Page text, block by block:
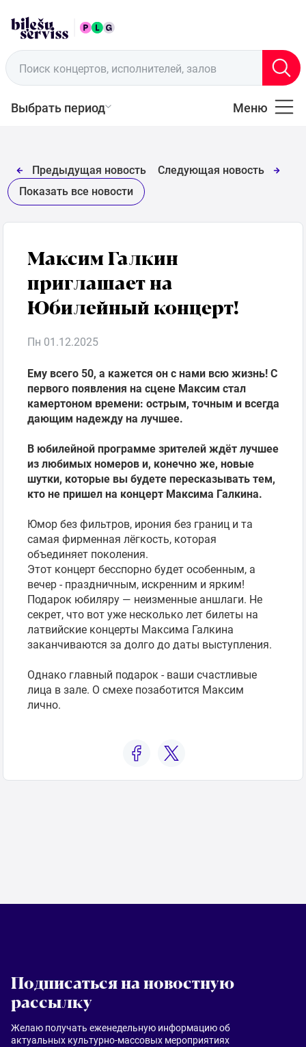
Поиск концертов, исполнителей, залов
Выбрать период Меню
RUS Пункты продажи
Музыка
Театр
Для
семьи
Фестиваль
Семинар
Подарочные
карты
Кино
Поиск на карте
период
Показать все новости
Предыдущая новость Следующая новость
Максим Галкин
приглашает на
Юбилейный концерт!
Пн 01.12.2025
Ему всего 50, а кажется он с нами всю жизнь! С
первого появления на сцене Максим стал
камертоном времени: острым, точным и всегда
дающим надежду на лучшее.
В юбилейной программе зрителей ждёт лучшее
из любимых номеров и, конечно же, новые
шутки, которые вы будете пересказывать тем,
кто не пришел на концерт Максима Галкина.
Юмор без фильтров, ирония без границ и та
самая фирменная лёгкость, которая
объединяет поколения.
Этот концерт бесспорно будет особенным, а
вечер - праздничным, искренним и ярким!
Подарок юбиляру — неизменные аншлаги. Не
секрет, что вот уже несколько лет билеты на
латвийские концерты Максима Галкина
заканчиваются за долго до даты выступления.
Однако главный подарок - ваши счастливые
лица в зале. О смехе позаботится Максим
лично.
Подписаться на новостную
рассылку
Желаю получать еженедельную информацию об
актуальных культурно-массовых мероприятиях